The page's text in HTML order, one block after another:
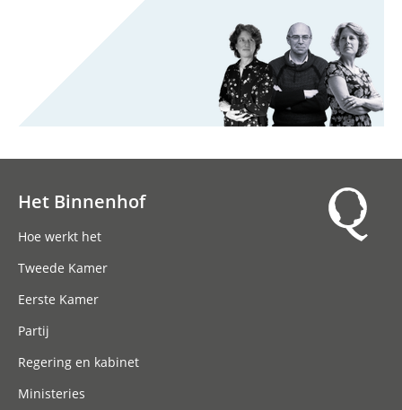
Het Binnenhof
Hoe werkt het
Tweede Kamer
Eerste Kamer
Partij
Regering en kabinet
Ministeries